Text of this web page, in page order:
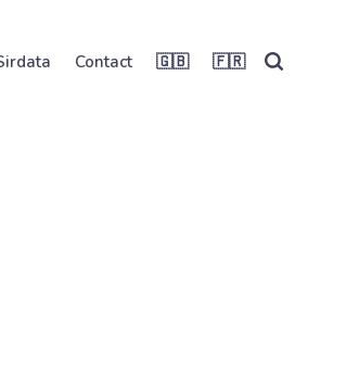
Contact 🇬🇧 🇫🇷